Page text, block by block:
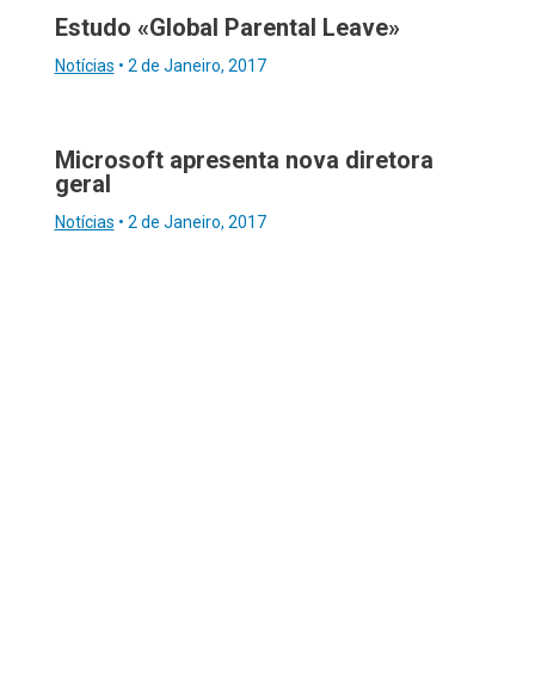
Estudo «Global Parental Leave»
Notícias • 2 de Janeiro, 2017
Microsoft apresenta nova diretora
geral
Notícias • 2 de Janeiro, 2017